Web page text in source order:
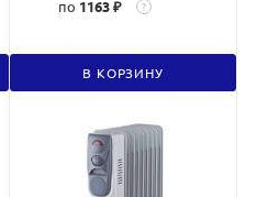
по 1163 ₽ ?
В КОРЗИНУ